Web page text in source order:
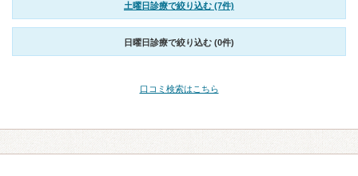
土曜日診療で絞り込む (7件)
日曜日診療で絞り込む (0件)
口コミ検索はこちら